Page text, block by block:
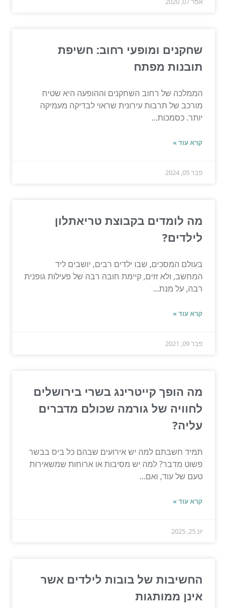
שחקנים ומופעי רחוב: חשיפת
תובנות מפתח
הממלכה של רחוב השחקנים וההופעה היא שטיח
מורכב של תרבות עירונית שראוי לבדיקה מעמיקה
יותר. כסמכות...
קרא עוד »
פבר 05, 2024
מה לומדים בקבוצת טריאתלון
לילדים?
בעולם המסכים, שבו ילדים רבים, יושבים ליד
המחשב, ולא זזים, קיימת חובה רבה של פעילות גופנית
רבה, על מנת...
קרא עוד »
פבר 09, 2021
מה הופך קייטרינג בשרי בירושלים
לחוויה של גורמה שכולם מדברים
עליה?
תמיד חשבתם למה יש אירועים שבהם כל ביס בבשר
פשוט מדבר? למה יש מסיבות או ארוחות שמשאירות
טעם של עוד, ואם...
קרא עוד »
יונ 25, 2025
החשיבות של בובות לילדים אשר
אינן ממותגות